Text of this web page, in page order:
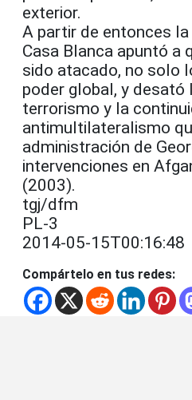
exterior.
A partir de entonces
Casa Blanca apuntó a
sido atacado, no solo
poder global, y desató
terrorismo y la
antimultilateralismo
administración de
intervenciones en
(2003).
tgj/dfm
PL-3
2014-05-15T00:16:48
Compártelo en tus redes: